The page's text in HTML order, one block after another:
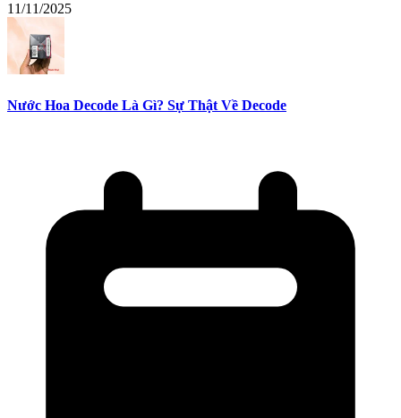
11/11/2025
Nước Hoa Decode Là Gì? Sự Thật Về Decode